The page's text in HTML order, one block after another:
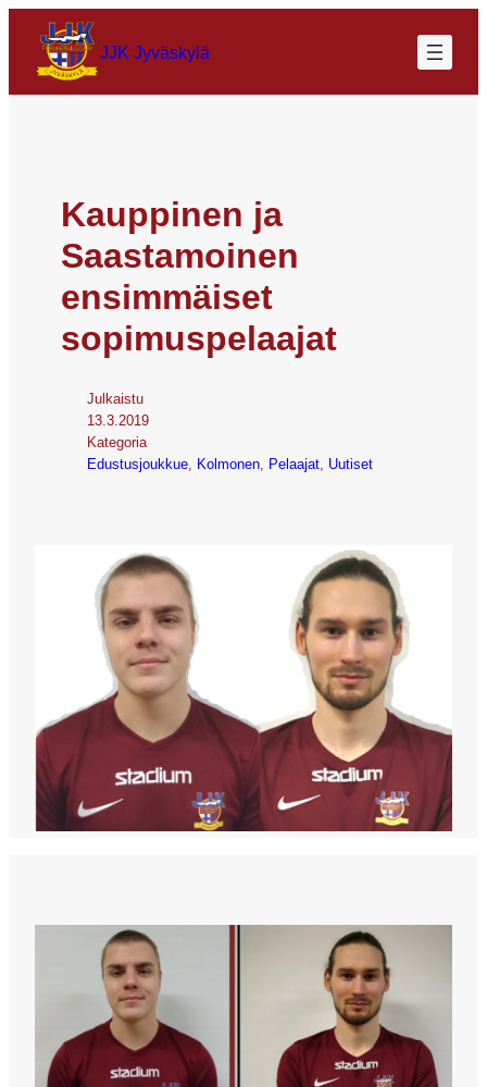
JJK Jyväskylä
Kauppinen ja
Saastamoinen
ensimmäiset
sopimuspelaajat
Julkaistu
13.3.2019
Kategoria
Edustusjoukkue Kolmonen Pelaajat Uutiset